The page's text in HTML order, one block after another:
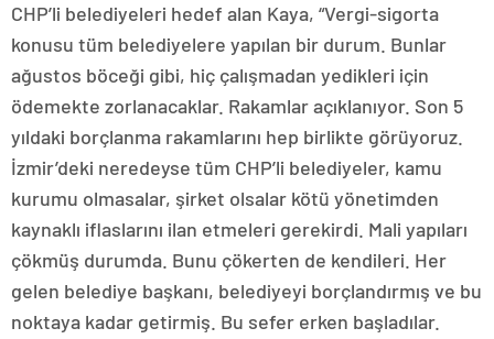
CHP’li belediyeleri hedef alan Kaya, “Vergi-sigorta
konusu tüm belediyelere yapılan bir durum. Bunlar
ağustos böceği gibi, hiç çalışmadan yedikleri için
ödemekte zorlanacaklar. Rakamlar açıklanıyor. Son 5
yıldaki borçlanma rakamlarını hep birlikte görüyoruz.
İzmir’deki neredeyse tüm CHP’li belediyeler, kamu
kurumu olmasalar, şirket olsalar kötü yönetimden
kaynaklı iflaslarını ilan etmeleri gerekirdi. Mali yapıları
çökmüş durumda. Bunu çökerten de kendileri. Her
gelen belediye başkanı, belediyeyi borçlandırmış ve bu
noktaya kadar getirmiş. Bu sefer erken başladılar.